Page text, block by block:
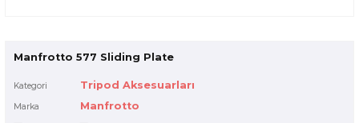
Manfrotto 577 Sliding Plate
Kategori Tripod Aksesuarları
Marka Manfrotto